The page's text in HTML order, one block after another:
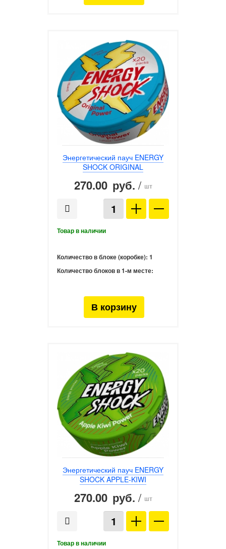
Энергетический пауч ENERGY
SHOCK ORIGINAL
270.00 руб. / шт
Количество в блоке (коробке): 1
Количество блоков в 1-м месте:
Энергетический пауч ENERGY
SHOCK APPLE-KIWI
270.00 руб. / шт